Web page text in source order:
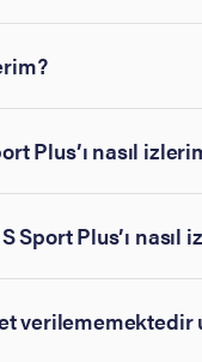
Plus’ı nasıl
Sport Plus’ı nasıl
verilememektedir